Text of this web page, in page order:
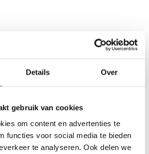
Details Over
gebruik van cookies
om content en advertenties te
functies voor social media te bieden
te analyseren. Ook delen we